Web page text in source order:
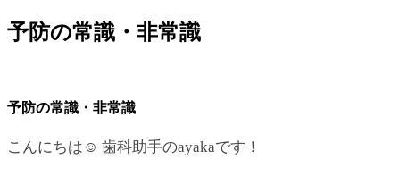
予防の常識・非常識
予防の常識・非常識
こんにちは☺︎ 歯科助手のayakaです！